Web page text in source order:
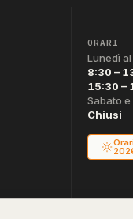
ORARI
Lunedì
8:30 –
15:30 –
Sabato e
Chiusi